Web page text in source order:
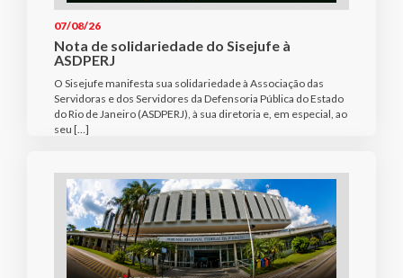
07/08/26
Nota de solidariedade do Sisejufe à
ASDPERJ
O Sisejufe manifesta sua solidariedade à Associação das
Servidoras e dos Servidores da Defensoria Pública do Estado
do Rio de Janeiro (ASDPERJ), à sua diretoria e, em especial, ao
seu […]